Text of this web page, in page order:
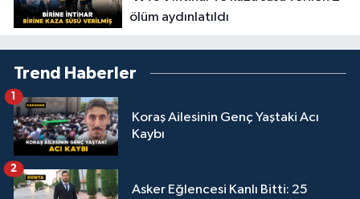
ölüm aydınlatıldı
Trend Haberler
Koraş Ailesinin Genç Yaştaki Acı
Kaybı
1
Asker Eğlencesi Kanlı Bitti: 25
2